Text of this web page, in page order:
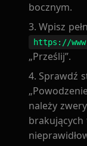
bocznym.
Wpisz
https://
„Prześlij”.
Sprawdź
należy
brakujących